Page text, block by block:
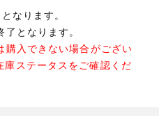
なります。
となります。
購入できない場合がござい
庫ステータスをご確認くだ